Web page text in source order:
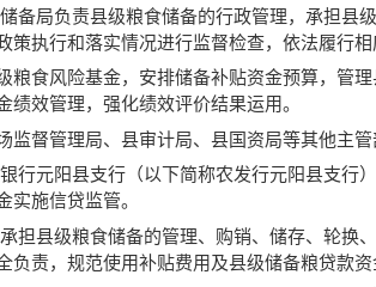
备局负责县级粮食储备的行政管理，承担县
策执行和落实情况进行监督检查，依法履行相
粮食风险基金，安排储备补贴资金预算，管
绩效管理，强化绩效评价结果运用。
监督管理局、县审计局、县国资局等其他主
行元阳县支行（以下简称农发行元阳县支行
实施信贷监管。
担县级粮食储备的管理、购销、储存、轮换
负责，规范使用补贴费用及县级储备粮贷款